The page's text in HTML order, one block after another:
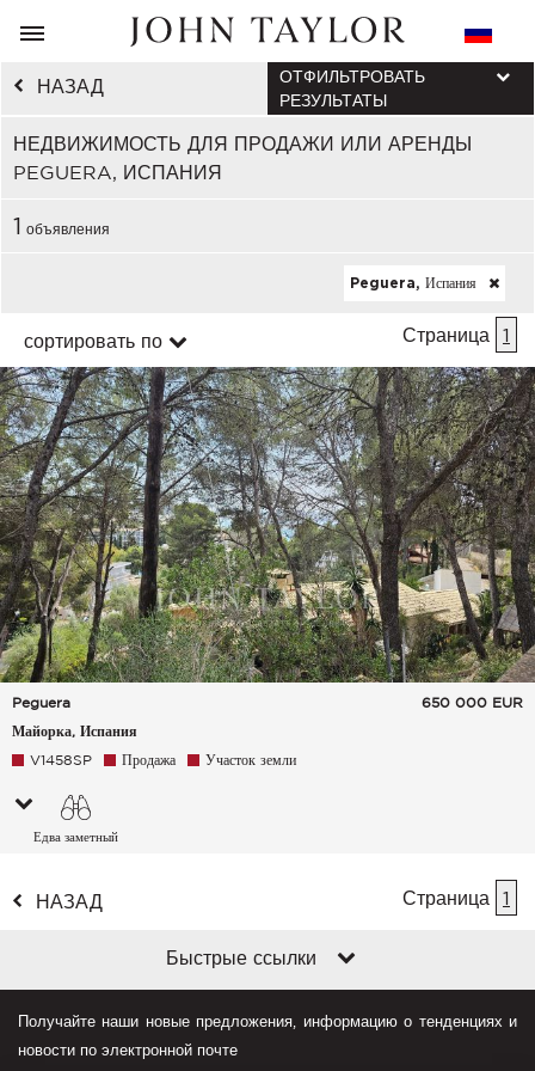
НАЗАД
НЕДВИЖИМОСТЬ ДЛЯ ПРОДАЖИ ИЛИ АРЕНДЫ
PEGUERA, ИСПАНИЯ
ОТФИЛЬТРОВАТЬ
РЕЗУЛЬТАТЫ
1 объявления
Peguera, Испания
сортировать по Страница 1
Peguera
Майорка, Испания
650 000 EUR
V1458SP Продажа Участок земли
Едва заметный
НАЗАД Страница 1
Быстрые ссылки
Получайте наши новые предложения, информацию о тенденциях и
новости по электронной почте